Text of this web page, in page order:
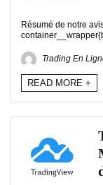
Résumé de notre
Trading En
READ MORE +